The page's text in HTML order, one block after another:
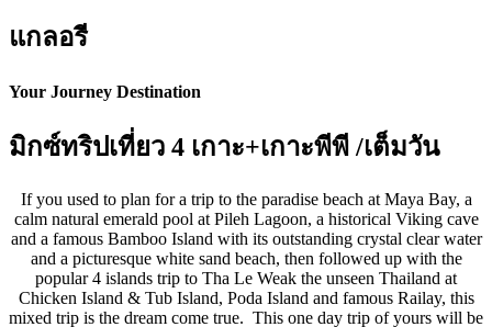
แกลอรี
Your Journey Destination
มิกซ์ทริปเที่ยว 4 เกาะ+เกาะพีพี /เต็มวัน
If you used to plan for a trip to the paradise beach at Maya Bay, a
calm natural emerald pool at Pileh Lagoon, a historical Viking cave
and a famous Bamboo Island with its outstanding crystal clear water
and a picturesque white sand beach, then followed up with the
popular 4 islands trip to Tha Le Weak the unseen Thailand at
Chicken Island & Tub Island, Poda Island and famous Railay, this
mixed trip is the dream come true. This one day trip of yours will be